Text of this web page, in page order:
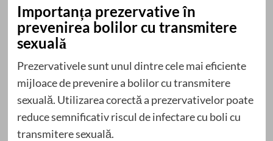
Importanța prezervative în
prevenirea bolilor cu transmitere
sexuală
Prezervativele sunt unul dintre cele mai eficiente
mijloace de prevenire a bolilor cu transmitere
sexuală. Utilizarea corectă a prezervativelor poate
reduce semnificativ riscul de infectare cu boli cu
transmitere sexuală.